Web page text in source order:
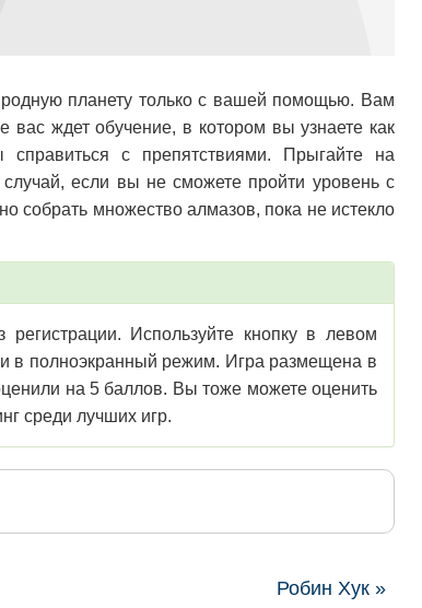
родную планету только с вашей помощью. Вам
вас ждет обучение, в котором вы узнаете как
с препятствиями. Прыгайте на
если вы не сможете пройти уровень с
собрать множество алмазов, пока не истекло
Используйте кнопку в левом
в полноэкранный режим. Игра размещена в
на 5 баллов. Вы тоже можете оценить
среди лучших игр.
Робин Хук »